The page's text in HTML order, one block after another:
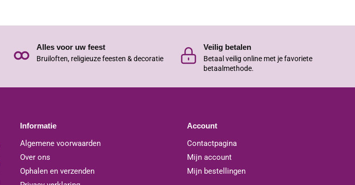
Alles voor uw feest
Bruiloften, religieuze feesten & decoratie
Veilig betalen
Betaal veilig online met je favoriete
betaalmethode.
Informatie
Algemene voorwaarden
Over ons
Ophalen en verzenden
Account
Contactpagina
Mijn account
Mijn bestellingen